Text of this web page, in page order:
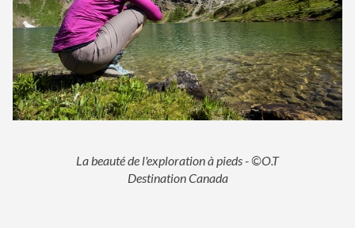
La beauté de l'exploration à pieds - ©O.T
Destination Canada